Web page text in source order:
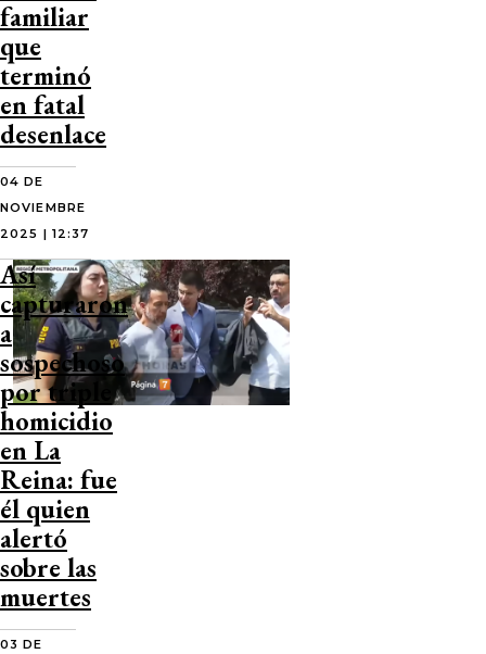
familiar
que
terminó
en fatal
desenlace
04 DE
NOVIEMBRE
2025 | 12:37
Así
capturaron
a
sospechoso
por triple
homicidio
en La
Reina: fue
él quien
alertó
sobre las
muertes
03 DE